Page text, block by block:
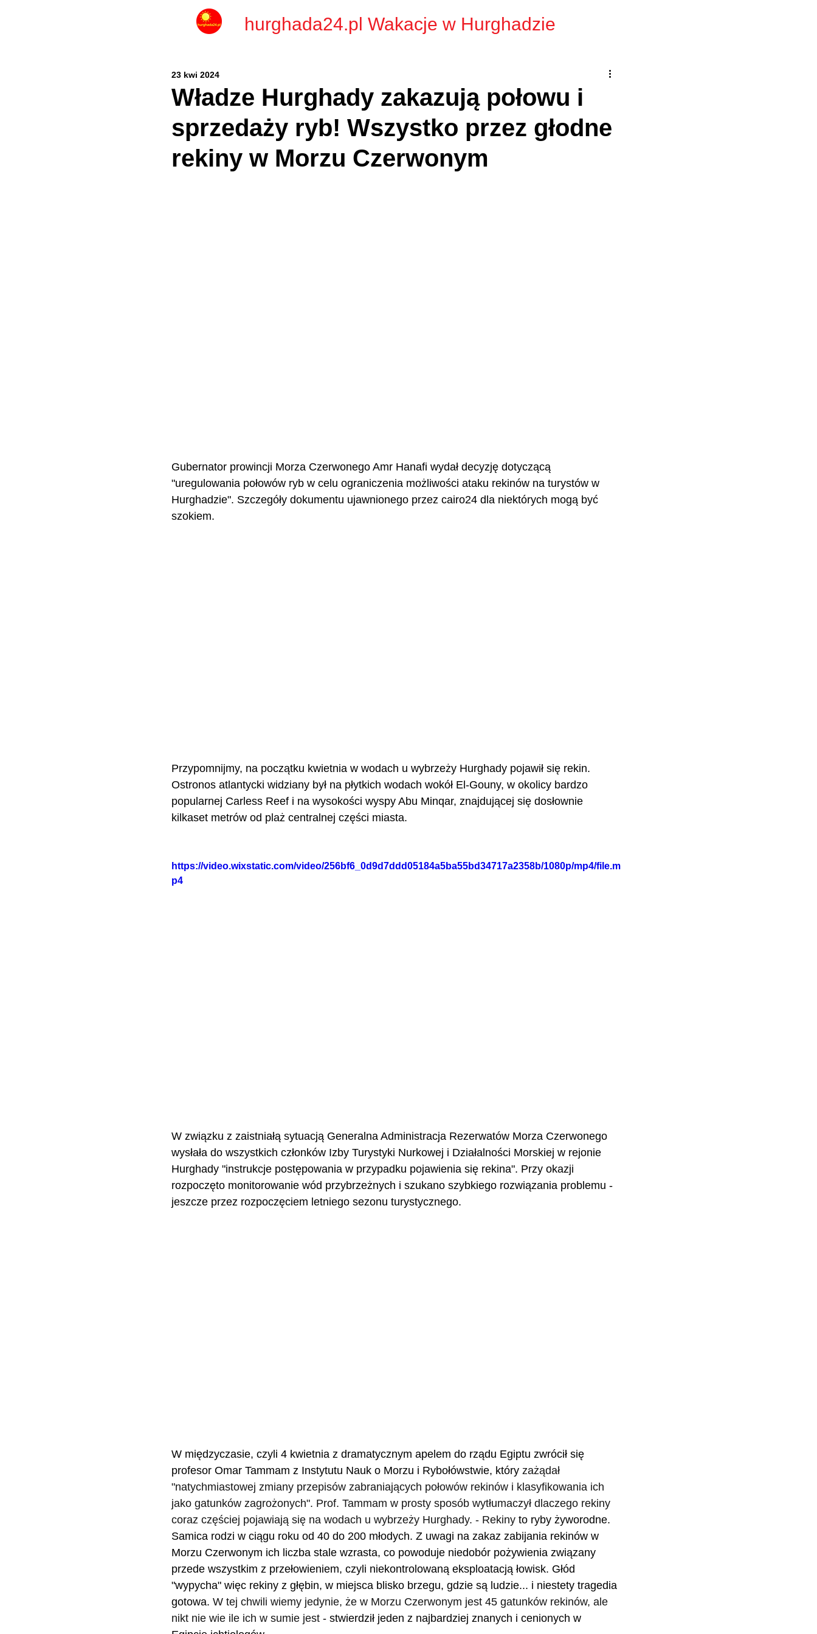
hurghada24.pl Wakacje w Hurghadzie
Władze Hurghady zakazują połowu i
sprzedaży ryb! Wszystko przez głodne
rekiny w Morzu Czerwonym
23 kwi 2024
Gubernator prowincji Morza Czerwonego Amr Hanafi wydał decyzję dotyczącą
"uregulowania połowów ryb w celu ograniczenia możliwości ataku rekinów na turystów w
Hurghadzie". Szczegóły dokumentu ujawnionego przez cairo24 dla niektórych mogą być
szokiem.
Przypomnijmy, na początku kwietnia w wodach u wybrzeży Hurghady pojawił się rekin.
Ostronos atlantycki widziany był na płytkich wodach wokół El-Gouny, w okolicy bardzo
popularnej Carless Reef i na wysokości wyspy Abu Minqar, znajdującej się dosłownie
kilkaset metrów od plaż centralnej części miasta.
https://video.wixstatic.com/video/256bf6_0d9d7ddd05184a5ba55bd34717a2358b/1080p/mp4/file.m
p4
W związku z zaistniałą sytuacją Generalna Administracja Rezerwatów Morza Czerwonego
wysłała do wszystkich członków Izby Turystyki Nurkowej i Działalności Morskiej w rejonie
Hurghady "instrukcje postępowania w przypadku pojawienia się rekina". Przy okazji
rozpoczęto monitorowanie wód przybrzeżnych i szukano szybkiego rozwiązania problemu -
jeszcze przez rozpoczęciem letniego sezonu turystycznego.
W międzyczasie, czyli 4 kwietnia z dramatycznym apelem do rządu Egiptu zwrócił się
profesor Omar Tammam z Instytutu Nauk o Morzu i Rybołówstwie, który zażądał
"natychmiastowej zmiany przepisów zabraniających połowów rekinów i klasyfikowania ich
jako gatunków zagrożonych". Prof. Tammam w prosty sposób wytłumaczył dlaczego rekiny
coraz częściej pojawiają się na wodach u wybrzeży Hurghady. - Rekiny to ryby żyworodne.
Samica rodzi w ciągu roku od 40 do 200 młodych. Z uwagi na zakaz zabijania rekinów w
Morzu Czerwonym ich liczba stale wzrasta, co powoduje niedobór pożywienia związany
przede wszystkim z przełowieniem, czyli niekontrolowaną eksploatacją łowisk. Głód
"wypycha" więc rekiny z głębin, w miejsca blisko brzegu, gdzie są ludzie... i niestety tragedia
gotowa. W tej chwili wiemy jedynie, że w Morzu Czerwonym jest 45 gatunków rekinów, ale
nikt nie wie ile ich w sumie jest - stwierdził jeden z najbardziej znanych i cenionych w